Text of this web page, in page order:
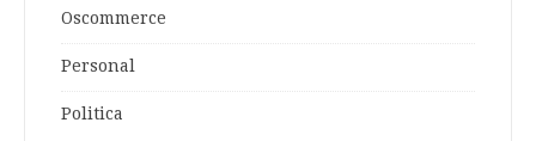
Oscommerce
Personal
Politica